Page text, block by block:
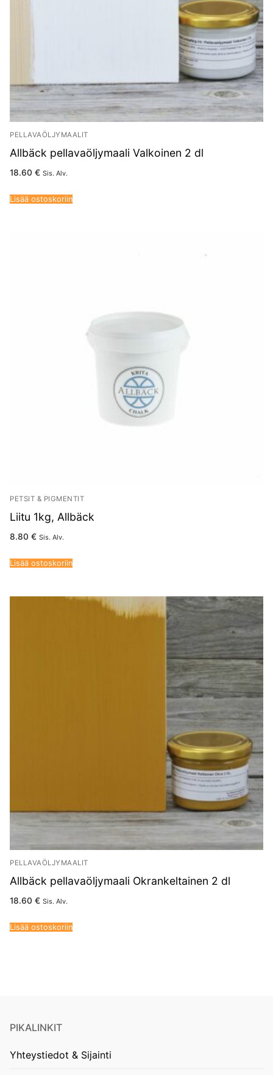
PELLAVAÖLJYMAALIT
Allbäck pellavaöljymaali Valkoinen 2 dl
18.60 € Sis. Alv.
Lisää ostoskoriin
PETSIT & PIGMENTIT
Liitu 1kg, Allbäck
8.80 € Sis. Alv.
Lisää ostoskoriin
PELLAVAÖLJYMAALIT
Allbäck pellavaöljymaali Okrankeltainen 2 dl
18.60 € Sis. Alv.
Lisää ostoskoriin
PIKALINKIT
Yhteystiedot & Sijainti